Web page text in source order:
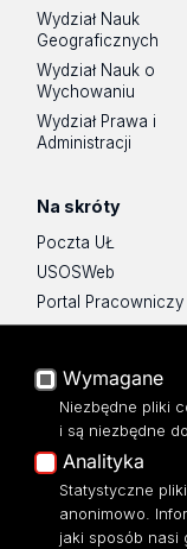
Wydział Nauk
Geograficznych
Wydział Nauk o
Wychowaniu
Wydział Prawa i
Administracji
Na skróty
Poczta UŁ
USOSWeb
Portal Pracowniczy
Baza Aktów
Moodle
Eksperci UŁ
Polityka Prywatności
Dostępność
Wymagane
Niezbędne pliki
i są niezbędne
Analityka
Statystyczne
anonimowo.
jaki sposób nasi